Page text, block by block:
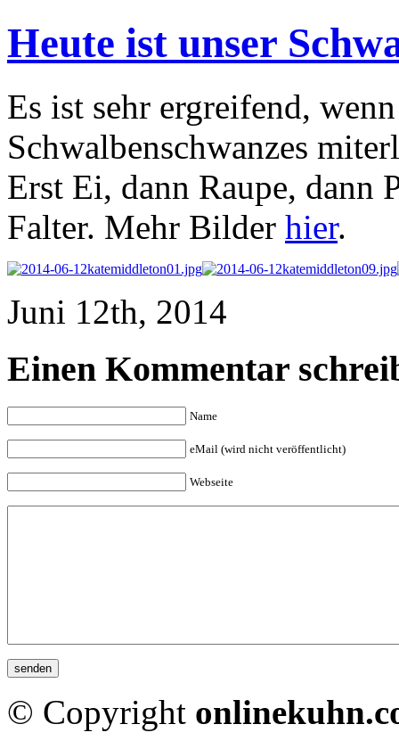
Heute ist unser
Es ist sehr ergreifend,
Schwalbenschwanzes
Erst Ei, dann Raupe, dann
Falter. Mehr Bilder hier.
Juni 12th, 2014
Einen Kommentar
Name
eMail (wird nicht veröffentlicht)
Webseite
© Copyright